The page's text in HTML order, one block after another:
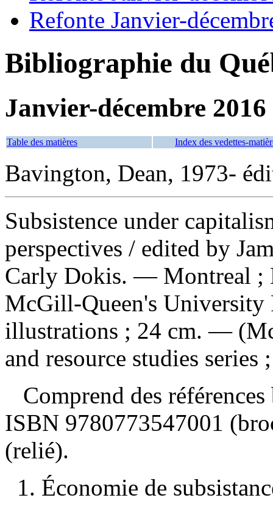
Refonte Janvier-
Bibliographie du
Janvier-décembre 2016
Table des matières Index des vedettes-
Bavington, Dean, 1973-
Subsistence under
perspectives / edited by
Carly Dokis. — Montreal ;
McGill-Queen's
illustrations ; 24 cm. —
and resource studies series
Comprend des
ISBN 9780773547001
(relié).
1. Économie de